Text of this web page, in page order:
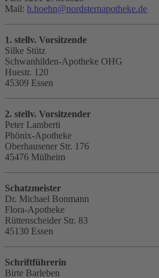
Mail: h.hoehn@nordsternapotheke.de
1. stellv. Vorsitzende
Silke Stütz
Schwanhilden-Apotheke OHG
Huestr. 120
45309 Essen
2. stellv. Vorsitzender
Peter Lamberti
Phönix-Apotheke
Oberhausener Str. 176
45476 Mülheim
Schatzmeister
Dr. Michael Bonmann
Flora-Apotheke
Rüttenscheider Str. 83
45130 Essen
Schriftführerin
Birte Barleben